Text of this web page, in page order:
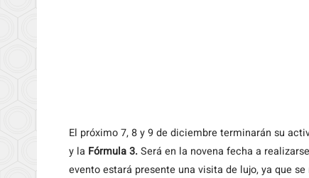
El próximo 7, 8 y 9 de diciembre terminarán su
y la Fórmula 3. Será en la novena fecha a
evento estará presente una visita de lujo, ya que